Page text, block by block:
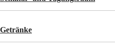
Getränke